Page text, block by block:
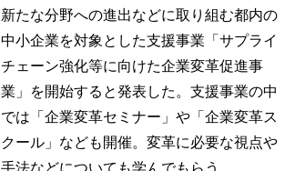
新たな分野への進出などに取り組む都内の
中小企業を対象とした支援事業「サプライ
チェーン強化等に向けた企業変革促進事
業」を開始すると発表した。支援事業の中
では「企業変革セミナー」や「企業変革ス
クール」なども開催。変革に必要な視点や